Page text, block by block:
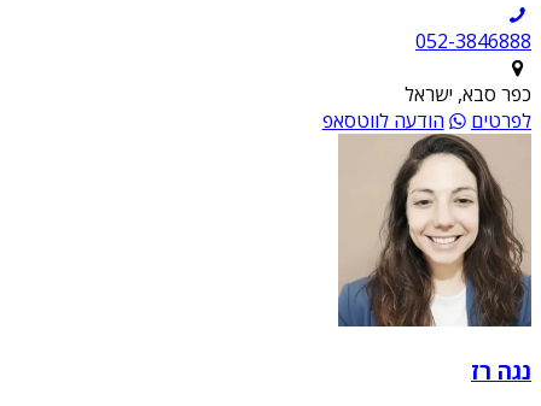
052-3846888
כפר סבא, ישראל
לפרטים
הודעה לווטסאפ
נגה רז